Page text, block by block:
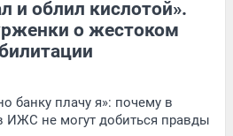
и облил кислотой».
о жестоком
банку плачу я»: почему в
ИЖС не могут добиться правды